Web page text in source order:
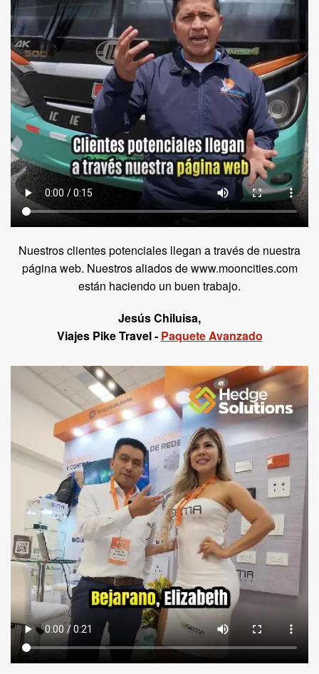
Nuestros clientes potenciales llegan a través de nuestra
página web. Nuestros aliados de www.mooncities.com
están haciendo un buen trabajo.
Jesús Chiluisa,
Viajes Pike Travel - Paquete Avanzado